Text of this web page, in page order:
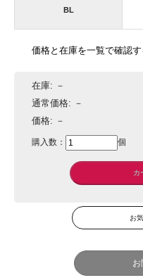
BL
価格と在庫を一覧で確認す
在庫: －
通常価格: －
価格: －
購入数： 個
お